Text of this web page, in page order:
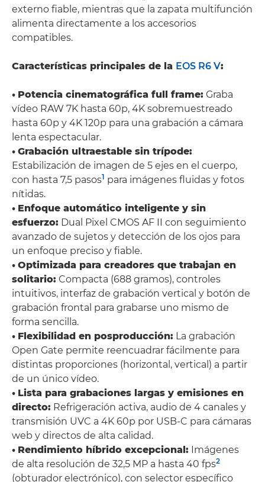
externo fiable, mientras que la zapata multifunción
alimenta directamente a los accesorios
compatibles.
Características principales de la EOS R6 V:
• Potencia cinematográfica full frame: Graba
vídeo RAW 7K hasta 60p, 4K sobremuestreado
hasta 60p y 4K 120p para una grabación a cámara
lenta espectacular.
• Grabación ultraestable sin trípode:
Estabilización de imagen de 5 ejes en el cuerpo,
con hasta 7,5 pasos1 para imágenes fluidas y fotos
nítidas.
• Enfoque automático inteligente y sin
esfuerzo: Dual Pixel CMOS AF II con seguimiento
avanzado de sujetos y detección de los ojos para
un enfoque preciso y fiable.
• Optimizada para creadores que trabajan en
solitario: Compacta (688 gramos), controles
intuitivos, interfaz de grabación vertical y botón de
grabación frontal para grabarse uno mismo de
forma sencilla.
• Flexibilidad en posproducción: La grabación
Open Gate permite reencuadrar fácilmente para
distintas proporciones (horizontal, vertical) a partir
de un único vídeo.
• Lista para grabaciones largas y emisiones en
directo: Refrigeración activa, audio de 4 canales y
transmisión UVC a 4K 60p por USB-C para cámaras
web y directos de alta calidad.
• Rendimiento híbrido excepcional: Imágenes
de alta resolución de 32,5 MP a hasta 40 fps2
(obturador electrónico), con selector específico